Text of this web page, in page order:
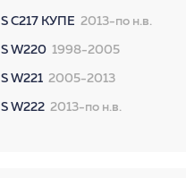
S C217 КУПЕ 2013-по н.в.
S W220 1998-2005
S W221 2005-2013
S W222 2013-по н.в.